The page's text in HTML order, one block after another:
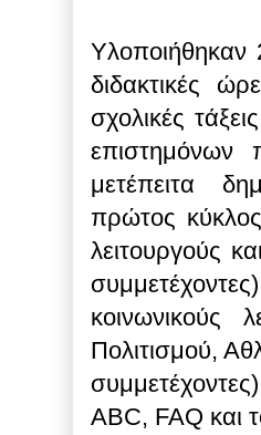
Υλοποιήθηκαν
διδακτικές
σχολικές
επιστημόνων
μετέπειτα
πρώτος
λειτουργούς
κοινωνικούς
Πολιτισμού,
ABC, FAQ και